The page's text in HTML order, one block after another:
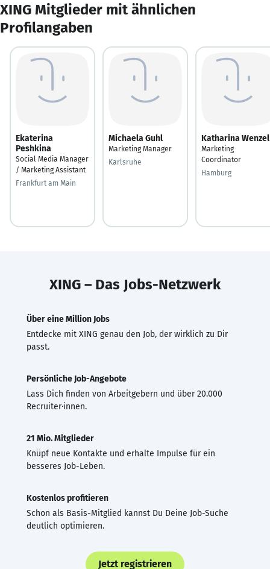
XING Mitglieder mit ähnlichen
Profilangaben
Ekaterina
Peshkina
Social Media Manager
/ Marketing Assistant
Frankfurt am Main
Michaela Guhl
Marketing Manager
Karlsruhe
Katharina Wenzel
Marketing
Coordinator
Hamburg
XING – Das Jobs-Netzwerk
Über eine Million Jobs
Entdecke mit XING genau den Job, der wirklich zu Dir
passt.
Persönliche Job-Angebote
Lass Dich finden von Arbeitgebern und über 20.000
Recruiter·innen.
21 Mio. Mitglieder
Knüpf neue Kontakte und erhalte Impulse für ein
besseres Job-Leben.
Kostenlos profitieren
Schon als Basis-Mitglied kannst Du Deine Job-Suche
deutlich optimieren.
Jetzt registrieren